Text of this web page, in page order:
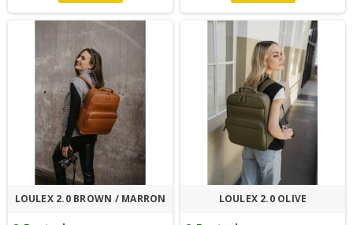
LOULEX 2.0 BROWN / MARRON LOULEX 2.0 OLIVE